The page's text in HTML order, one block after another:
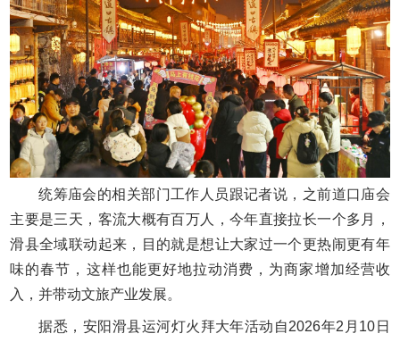
统筹庙会的相关部门工作人员跟记者说，之前道口庙会
主要是三天，客流大概有百万人，今年直接拉长一个多月，
滑县全域联动起来，目的就是想让大家过一个更热闹更有年
味的春节，这样也能更好地拉动消费，为商家增加经营收
入，并带动文旅产业发展。
据悉，安阳滑县运河灯火拜大年活动自2026年2月10日